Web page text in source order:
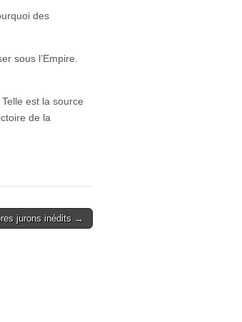
des
sous l’Empire.
est la source
de la
jurons inédits →